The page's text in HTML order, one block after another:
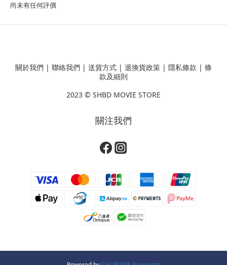
尚未有任何評價
關於我們 | 聯絡我們 | 送貨方式 | 退換貨政策 | 隱私條款 | 條
款及細則
2023 © SHBD MOVIE STORE
關注我們